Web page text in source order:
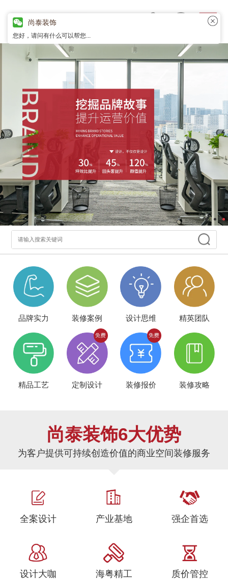
品牌实力 装修案例 设计思维 精英团队
精品工艺 定制设计 装修报价 装修攻略
尚泰装饰6大优势
为客户提供可持续创造价值的商业空间装修服务
全案设计 产业基地 强企首选
设计大咖 海粤精工 质价管控
尚泰装饰
您好，请问有什么可以帮您...